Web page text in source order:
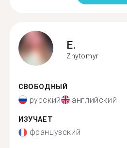
E.
Zhytomyr
СВОБОДНЫЙ
русский английский
ИЗУЧАЕТ
французский